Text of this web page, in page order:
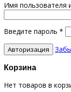
Имя пользователя
Введите пароль *
Корзина
Нет товаров в